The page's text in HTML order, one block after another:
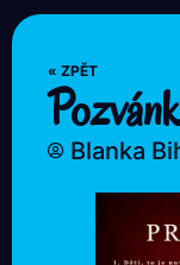
« ZPĚT
Blanka